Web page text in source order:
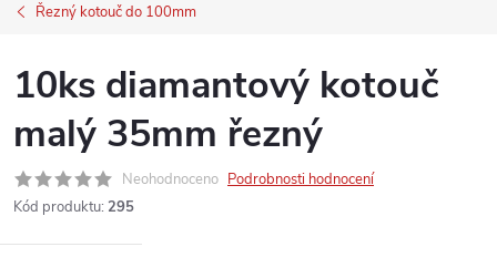
Řezný kotouč do 100mm
10ks diamantový kotouč
malý 35mm řezný
Neohodnoceno Podrobnosti hodnocení
Kód produktu: 295